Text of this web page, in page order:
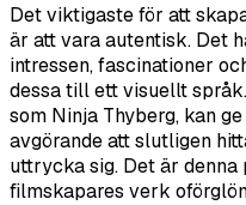
Det viktigaste för att
är att vara autentisk. Det
intressen, fascinationer
dessa till ett visuellt
som Ninja Thyberg, kan
avgörande att slutligen
uttrycka sig. Det är
filmskapares verk